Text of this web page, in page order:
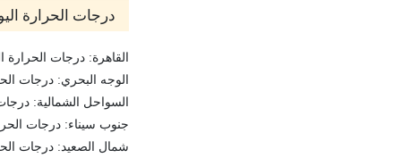
درجات الحرارة اليوم 5 يونيو
القاهرة: درجات الحرارة العظمى 36
الوجه البحري: درجات الحرارة
السواحل الشمالية: درجات
جنوب سيناء: درجات الحرارة
شمال الصعيد: درجات الحرارة